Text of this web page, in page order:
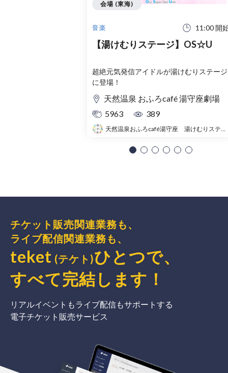
音楽 11:00 開
【湯けむりステージ】OS☆U
超絶元気発信アイドルが湯けむりステージ
に登場！
天然温泉 おふろcafé 湯守座劇場
5963
389
天然温泉おふろcafé湯守座 湯けむりステージ
会場 (東海)
チケット販売関連業務も、
ライブ配信関連業務も、
teket (テケト)ひとつで、
すべて完結 します ！
リアルイベントもライブ配信もサポートする
電子チケット販売サービス